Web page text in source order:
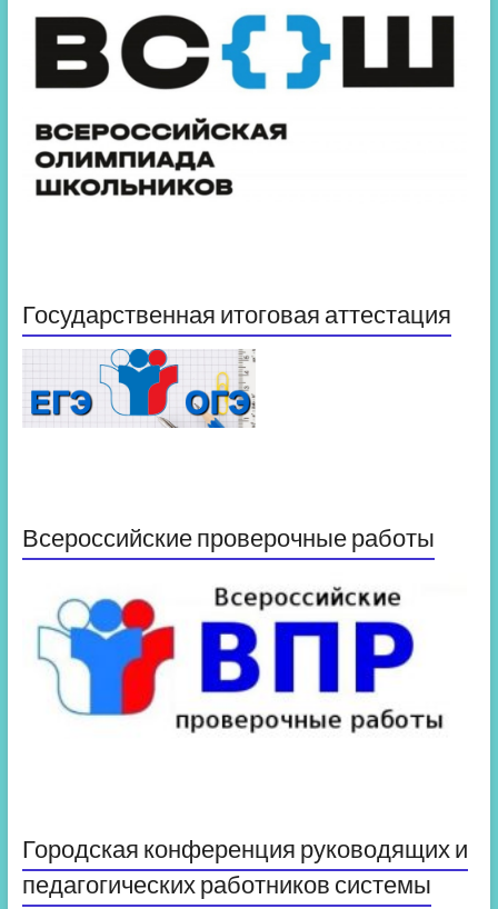
Государственная итоговая аттестация
Всероссийские проверочные работы
Городская конференция руководящих и
педагогических работников системы